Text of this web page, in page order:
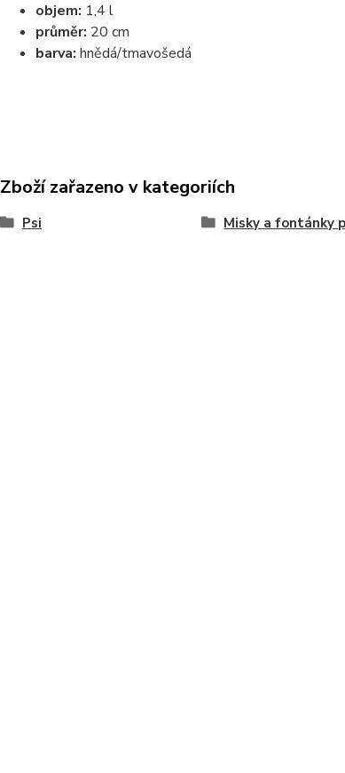
objem: 1,4 l
průměr: 20 cm
barva: hnědá/tmavošedá
Zboží zařazeno v kategoriích
Psi Misky a fontánky